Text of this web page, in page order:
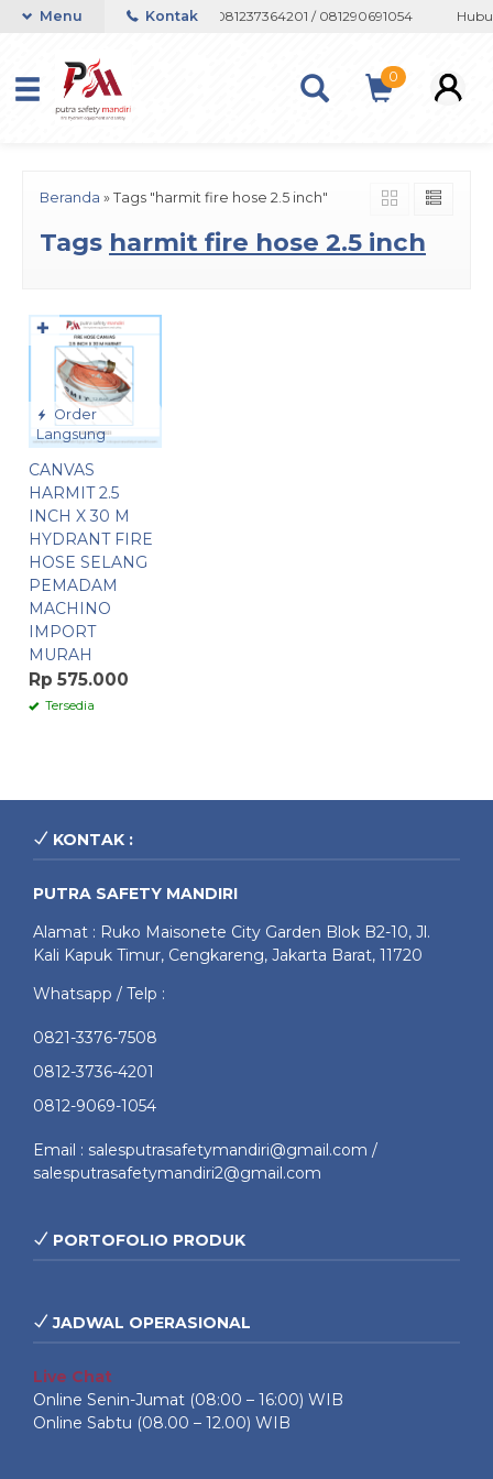
Whatsapp 082133767508 / 081237364201 / 081290691054
Menu Kontak
0
Beranda » Tags "harmit fire hose 2.5 inch"
Tags harmit fire hose 2.5 inch
Order
Langsung
CANVAS
HARMIT 2.5
INCH X 30 M
HYDRANT FIRE
HOSE SELANG
PEMADAM
MACHINO
IMPORT
MURAH
Rp 575.000
Tersedia
✚
KONTAK :
PUTRA SAFETY MANDIRI
Alamat : Ruko Maisonete City Garden Blok B2-10, Jl.
Kali Kapuk Timur, Cengkareng, Jakarta Barat, 11720
Whatsapp / Telp :
0821-3376-7508
0812-3736-4201
0812-9069-1054
Email : salesputrasafetymandiri@gmail.com /
salesputrasafetymandiri2@gmail.com
PORTOFOLIO PRODUK
JADWAL OPERASIONAL
Live Chat
Online Senin-Jumat (08:00 – 16:00) WIB
Online Sabtu (08.00 – 12.00) WIB